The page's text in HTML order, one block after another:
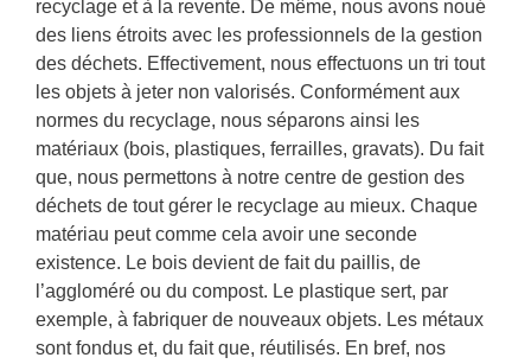
recyclage et à la revente. De même, nous avons noué
des liens étroits avec les professionnels de la gestion
des déchets. Effectivement, nous effectuons un tri tout
les objets à jeter non valorisés. Conformément aux
normes du recyclage, nous séparons ainsi les
matériaux (bois, plastiques, ferrailles, gravats). Du fait
que, nous permettons à notre centre de gestion des
déchets de tout gérer le recyclage au mieux. Chaque
matériau peut comme cela avoir une seconde
existence. Le bois devient de fait du paillis, de
l’aggloméré ou du compost. Le plastique sert, par
exemple, à fabriquer de nouveaux objets. Les métaux
sont fondus et, du fait que, réutilisés. En bref, nos